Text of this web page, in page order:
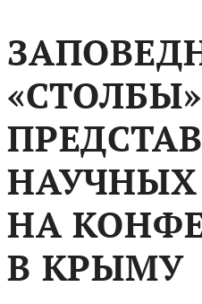
«СТОЛБЫ»
НА
В КРЫМУ